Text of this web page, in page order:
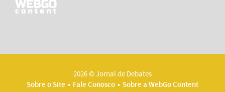
2026 © Jornal de Debates
Sobre o Site
Fale Conosco Sobre a WebGo Content